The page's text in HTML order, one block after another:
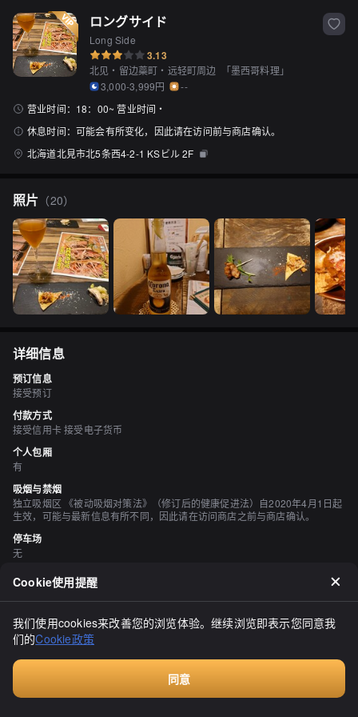
ロングサイド
Long Side
3.13
北见・留边蘂町・远轻町周边 「墨西哥料理 」
3,000-3,999円
--
营业时间： 18：00~ 营业时间・
休息时间： 可能会有所变化，因此请在访问前与商店确认。
北海道北見市北5条西4-2-1 KSビル 2F
照片 （20）
详细信息
预订信息
接受预订
付款方式
接受信用卡 接受电子货币
个人包厢
有
吸烟与禁烟
独立吸烟区 《被动吸烟对策法》（修订后的健康促进法）自2020年4月1日起
生效，可能与最新信息有所不同，因此请在访问商店之前与商店确认。
停车场
无
空间与设备
有吧台座位
评价（13）
keipon0414
今天的第一杯啤酒是在距离明天只剩下10分钟的时候喝的。虽然我已
经工作了，本来应该忍住去睡觉，但是酒店离市区只有1分钟的步行
Cookie使用提醒
我们使用cookies来改善您的浏览体验。继续浏览即表示您同意我
们的Cookie政策
同意